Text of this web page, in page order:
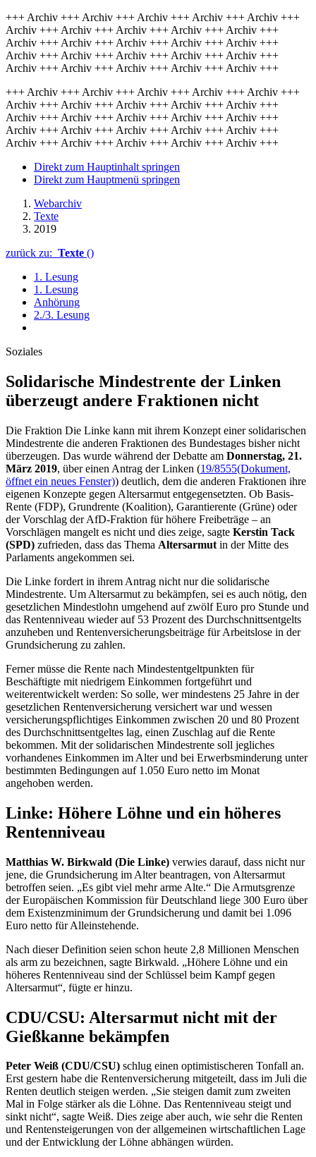
+++ Archiv +++ Archiv +++ Archiv +++ Archiv +++ Archiv +++
Archiv +++ Archiv +++ Archiv +++ Archiv +++ Archiv +++
Archiv +++ Archiv +++ Archiv +++ Archiv +++ Archiv +++
Archiv +++ Archiv +++ Archiv +++ Archiv +++ Archiv +++
Archiv +++ Archiv +++ Archiv +++ Archiv +++ Archiv +++
+++ Archiv +++ Archiv +++ Archiv +++ Archiv +++ Archiv +++
Archiv +++ Archiv +++ Archiv +++ Archiv +++ Archiv +++
Archiv +++ Archiv +++ Archiv +++ Archiv +++ Archiv +++
Archiv +++ Archiv +++ Archiv +++ Archiv +++ Archiv +++
Archiv +++ Archiv +++ Archiv +++ Archiv +++ Archiv +++
Direkt zum Hauptinhalt springen
Direkt zum Hauptmenü springen
Webarchiv
Texte
2019
zurück zu: Texte ()
1. Lesung
1. Lesung
Anhörung
2./3. Lesung
Soziales
Solidarische Mindest­rente der Linken
über­zeugt andere Frak­tionen nicht
Die Fraktion Die Linke kann mit ihrem Konzept einer solidarischen
Mindestrente die anderen Fraktionen des Bundestages bisher nicht
überzeugen. Das wurde während der Debatte am Donnerstag, 21.
März 2019, über einen Antrag der Linken (19/8555(Dokument,
öffnet ein neues Fenster)) deutlich, dem die anderen Fraktionen ihre
eigenen Konzepte gegen Altersarmut entgegensetzten. Ob Basis-
Rente (FDP), Grundrente (Koalition), Garantierente (Grüne) oder
der Vorschlag der AfD-Fraktion für höhere Freibeträge – an
Vorschlägen mangelt es nicht und dies zeige, sagte Kerstin Tack
(SPD) zufrieden, dass das Thema Altersarmut in der Mitte des
Parlaments angekommen sei.
Die Linke fordert in ihrem Antrag nicht nur die solidarische
Mindestrente. Um Altersarmut zu bekämpfen, sei es auch nötig, den
gesetzlichen Mindestlohn umgehend auf zwölf Euro pro Stunde und
das Rentenniveau wieder auf 53 Prozent des Durchschnittsentgelts
anzuheben und Rentenversicherungsbeiträge für Arbeitslose in der
Grundsicherung zu zahlen.
Ferner müsse die Rente nach Mindestentgeltpunkten für
Beschäftigte mit niedrigem Einkommen fortgeführt und
weiterentwickelt werden: So solle, wer mindestens 25 Jahre in der
gesetzlichen Rentenversicherung versichert war und wessen
versicherungspflichtiges Einkommen zwischen 20 und 80 Prozent
des Durchschnittsentgeltes lag, einen Zuschlag auf die Rente
bekommen. Mit der solidarischen Mindestrente soll jegliches
vorhandenes Einkommen im Alter und bei Erwerbsminderung unter
bestimmten Bedingungen auf 1.050 Euro netto im Monat
angehoben werden.
Linke: Höhere Löhne und ein höheres
Rentenniveau
Matthias W. Birkwald (Die Linke) verwies darauf, dass nicht nur
jene, die Grundsicherung im Alter beantragen, von Altersarmut
betroffen seien. „Es gibt viel mehr arme Alte.“ Die Armutsgrenze
der Europäischen Kommission für Deutschland liege 300 Euro über
dem Existenzminimum der Grundsicherung und damit bei 1.096
Euro netto für Alleinstehende.
Nach dieser Definition seien schon heute 2,8 Millionen Menschen
als arm zu bezeichnen, sagte Birkwald. „Höhere Löhne und ein
höheres Rentenniveau sind der Schlüssel beim Kampf gegen
Altersarmut“, fügte er hinzu.
CDU/CSU: Altersarmut nicht mit der
Gießkanne bekämpfen
Peter Weiß (CDU/CSU) schlug einen optimistischeren Tonfall an.
Erst gestern habe die Rentenversicherung mitgeteilt, dass im Juli die
Renten deutlich steigen werden. „Sie steigen damit zum zweiten
Mal in Folge stärker als die Löhne. Das Rentenniveau steigt und
sinkt nicht“, sagte Weiß. Dies zeige aber auch, wie sehr die Renten
und Rentensteigerungen von der allgemeinen wirtschaftlichen Lage
und der Entwicklung der Löhne abhängen würden.